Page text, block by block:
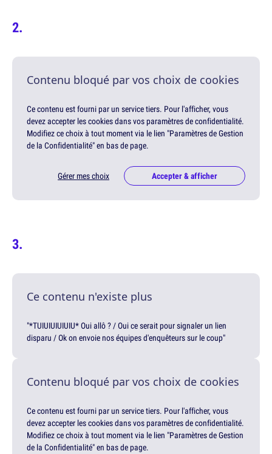
Contenu bloqué par vos choix de cookies
Ce contenu est fourni par un service tiers. Pour l'afficher, vous
devez accepter les cookies dans vos paramètres de confidentialité.
Modifiez ce choix à tout moment via le lien "Paramètres de Gestion
de la Confidentialité" en bas de page.
Gérer mes choix Accepter & afficher
Ce contenu n'existe plus
"*TUIUIUIUIUIU* Oui allô ? / Oui ce serait pour signaler un lien
disparu / Ok on envoie nos équipes d'enquêteurs sur le coup"
Contenu bloqué par vos choix de cookies
Ce contenu est fourni par un service tiers. Pour l'afficher, vous
devez accepter les cookies dans vos paramètres de confidentialité.
Modifiez ce choix à tout moment via le lien "Paramètres de Gestion
de la Confidentialité" en bas de page.